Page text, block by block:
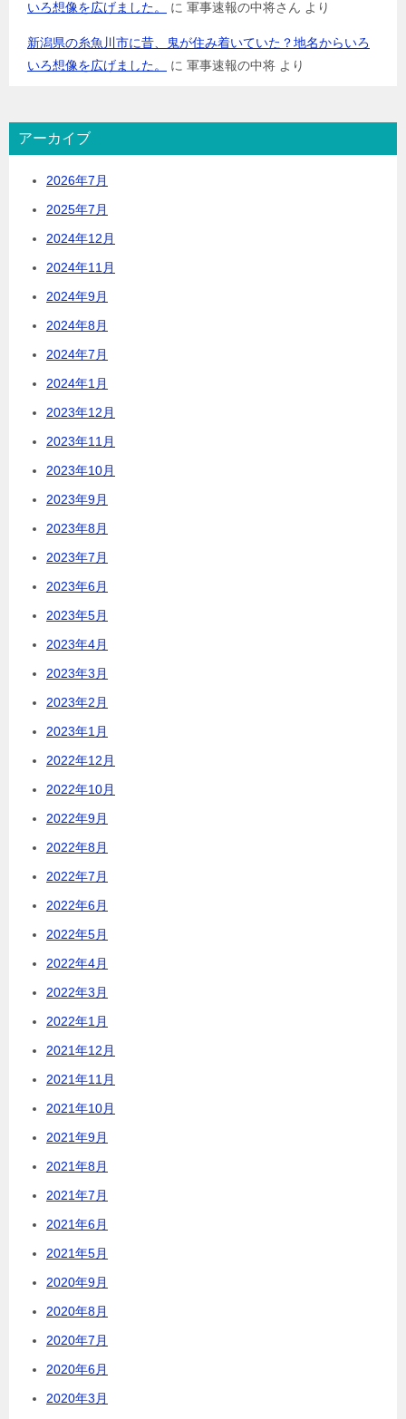
いろ想像を広げました。 に 軍事速報の中将さん より
新潟県の糸魚川市に昔、鬼が住み着いていた？地名からいろ
いろ想像を広げました。
に 軍事速報の中将 より
アーカイブ
2026年7月
2025年7月
2024年12月
2024年11月
2024年9月
2024年8月
2024年7月
2024年1月
2023年12月
2023年11月
2023年10月
2023年9月
2023年8月
2023年7月
2023年6月
2023年5月
2023年4月
2023年3月
2023年2月
2023年1月
2022年12月
2022年10月
2022年9月
2022年8月
2022年7月
2022年6月
2022年5月
2022年4月
2022年3月
2022年1月
2021年12月
2021年11月
2021年10月
2021年9月
2021年8月
2021年7月
2021年6月
2021年5月
2020年9月
2020年8月
2020年7月
2020年6月
2020年3月